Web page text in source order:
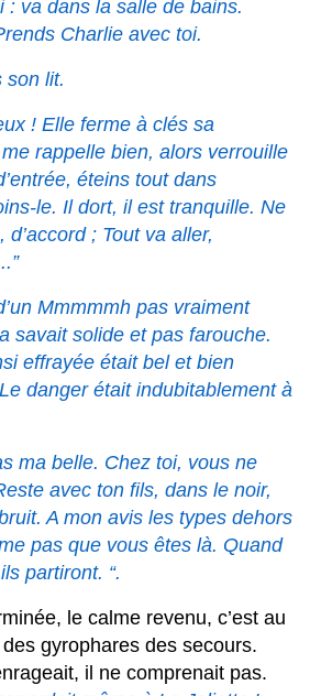
va dans la salle de bains.
Charlie avec toi.
lit.
! Elle ferme à clés sa
rappelle bien, alors verrouille
éteins tout dans
le. Il dort, il est tranquille. Ne
; Tout va aller,
Mmmmmh pas vraiment
savait solide et pas farouche.
effrayée était bel et bien
danger était indubitablement à
ma belle. Chez toi, vous ne
avec ton fils, dans le noir,
A mon avis les types dehors
pas que vous êtes là. Quand
partiront. “.
le calme revenu, c’est au
gyrophares des secours.
il ne comprenait pas.